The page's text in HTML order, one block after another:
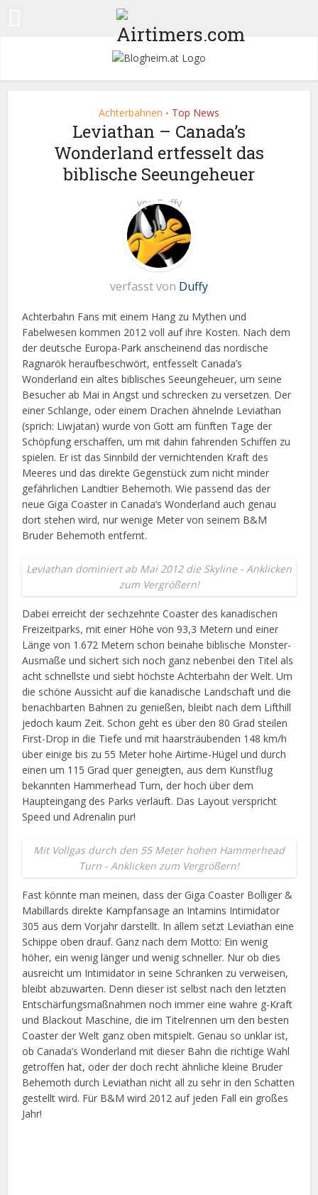
Achterbahnen • Top News
Leviathan – Canada’s
Wonderland ertfesselt das
biblische Seeungeheuer
vonDuffy
verfasst von Duffy
Achterbahn Fans mit einem Hang zu Mythen und
Fabelwesen kommen 2012 voll auf ihre Kosten. Nach dem
der deutsche Europa-Park anscheinend das nordische
Ragnarök heraufbeschwört, entfesselt Canada’s
Wonderland ein altes biblisches Seeungeheuer, um seine
Besucher ab Mai in Angst und schrecken zu versetzen. Der
einer Schlange, oder einem Drachen ähnelnde Leviathan
(sprich: Liwjatan) wurde von Gott am fünften Tage der
Schöpfung erschaffen, um mit dahin fahrenden Schiffen zu
spielen. Er ist das Sinnbild der vernichtenden Kraft des
Meeres und das direkte Gegenstück zum nicht minder
gefährlichen Landtier Behemoth. Wie passend das der
neue Giga Coaster in Canada’s Wonderland auch genau
dort stehen wird, nur wenige Meter von seinem B&M
Bruder Behemoth entfernt.
Leviathan dominiert ab Mai 2012 die Skyline - Anklicken
zum Vergrößern!
Dabei erreicht der sechzehnte Coaster des kanadischen
Freizeitparks, mit einer Höhe von 93,3 Metern und einer
Länge von 1.672 Metern schon beinahe biblische Monster-
Ausmaße und sichert sich noch ganz nebenbei den Titel als
acht schnellste und siebt höchste Achterbahn der Welt. Um
die schöne Aussicht auf die kanadische Landschaft und die
benachbarten Bahnen zu genießen, bleibt nach dem Lifthill
jedoch kaum Zeit. Schon geht es über den 80 Grad steilen
First-Drop in die Tiefe und mit haarsträubenden 148 km/h
über einige bis zu 55 Meter hohe Airtime-Hügel und durch
einen um 115 Grad quer geneigten, aus dem Kunstflug
bekannten Hammerhead Turn, der hoch über dem
Haupteingang des Parks verläuft. Das Layout verspricht
Speed und Adrenalin pur!
Mit Vollgas durch den 55 Meter hohen Hammerhead
Turn - Anklicken zum Vergrößern!
Fast könnte man meinen, dass der Giga Coaster Bolliger &
Mabillards direkte Kampfansage an Intamins Intimidator
305 aus dem Vorjahr darstellt. In allem setzt Leviathan eine
Schippe oben drauf. Ganz nach dem Motto: Ein wenig
höher, ein wenig länger und wenig schneller. Nur ob dies
ausreicht um Intimidator in seine Schranken zu verweisen,
bleibt abzuwarten. Denn dieser ist selbst nach den letzten
Entschärfungsmaßnahmen noch immer eine wahre g-Kraft
und Blackout Maschine, die im Titelrennen um den besten
Coaster der Welt ganz oben mitspielt. Genau so unklar ist,
ob Canada’s Wonderland mit dieser Bahn die richtige Wahl
getroffen hat, oder der doch recht ähnliche kleine Bruder
Behemoth durch Leviathan nicht all zu sehr in den Schatten
gestellt wird. Für B&M wird 2012 auf jeden Fall ein großes
Jahr!